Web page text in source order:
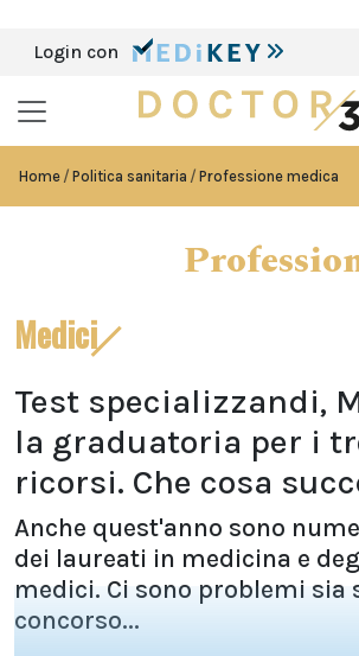
Login con
Home Politica sanitaria Professione medica
Medici
Test specializzandi,
la graduatoria per i
ricorsi. Che cosa
Anche quest'anno sono
dei laureati in medicina e
medici. Ci sono problemi sia
concorso...